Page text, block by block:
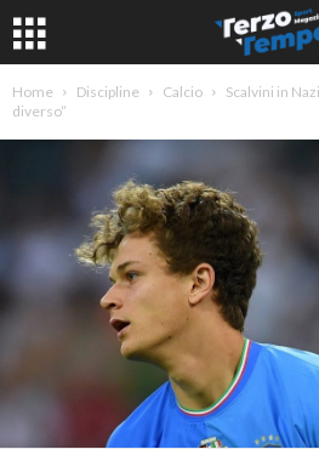
Home Discipline Calcio
Scalvini in
diverso”